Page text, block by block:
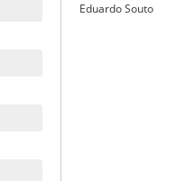
Eduardo Souto